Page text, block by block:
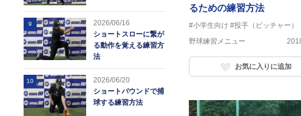
9
2026/06/16
ショートスローに繋が
る動作を覚える練習方
法
10
2026/06/20
ショートバウンドで捕
球する練習方法
るための練習方法
#小学生向け #投手（ピッチャー）
野球練習メニュー
お気に入りに追加